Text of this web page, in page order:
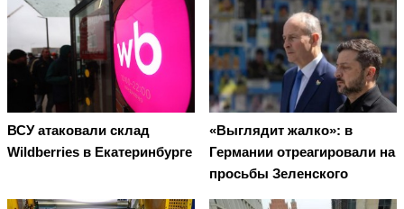
ВСУ атаковали склад
Wildberries в Екатеринбурге
«Выглядит жалко»: в
Германии отреагировали на
просьбы Зеленского